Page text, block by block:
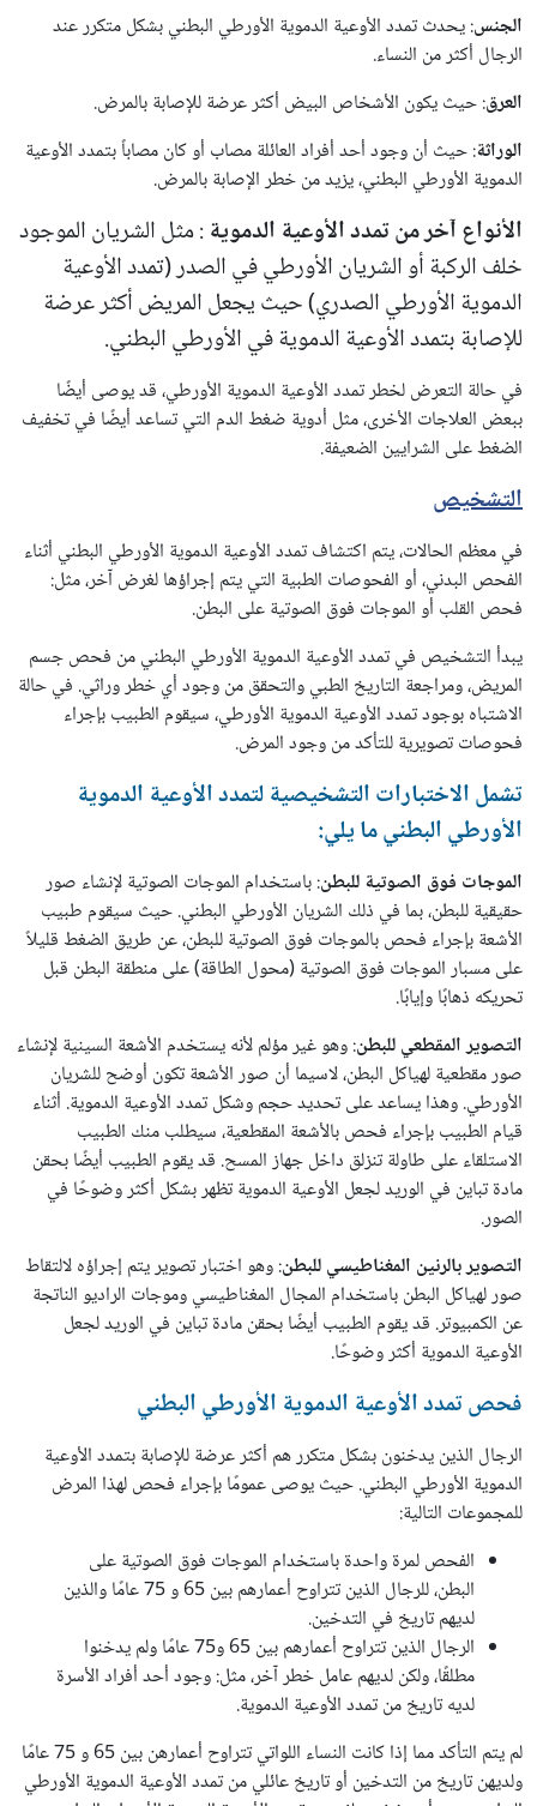
الجنس: يحدث تمدد الأوعية الدموية الأورطي البطني بشكل متكرر عند
الرجال أكثر من النساء.
العرق: حيث يكون الأشخاص البيض أكثر عرضة للإصابة بالمرض.
الوراثة: حيث أن وجود أحد أفراد العائلة مصاب أو كان مصاباً بتمدد الأوعية
الدموية الأورطي البطني، يزيد من خطر الإصابة بالمرض.
الأنواع آخر من تمدد الأوعية الدموية: مثل الشريان الموجود
خلف الركبة أو الشريان الأورطي في الصدر (تمدد الأوعية
الدموية الأورطي الصدري) حيث يجعل المريض أكثر عرضة
للإصابة بتمدد الأوعية الدموية في الأورطي البطني.
في حالة التعرض لخطر تمدد الأوعية الدموية الأورطي، قد يوصى أيضًا
ببعض العلاجات الأخرى، مثل أدوية ضغط الدم التي تساعد أيضًا في تخفيف
الضغط على الشرايين الضعيفة.
التشخيص
في معظم الحالات، يتم اكتشاف تمدد الأوعية الدموية الأورطي البطني أثناء
الفحص البدني، أو الفحوصات الطبية التي يتم إجراؤها لغرض آخر، مثل:
فحص القلب أو الموجات فوق الصوتية على البطن.
يبدأ التشخيص في تمدد الأوعية الدموية الأورطي البطني من فحص جسم
المريض، ومراجعة التاريخ الطبي والتحقق من وجود أي خطر وراثي. في حالة
الاشتباه بوجود تمدد الأوعية الدموية الأورطي، سيقوم الطبيب بإجراء
فحوصات تصويرية للتأكد من وجود المرض.
تشمل الاختبارات التشخيصية لتمدد الأوعية الدموية
الأورطي البطني ما يلي:
الموجات فوق الصوتية للبطن: باستخدام الموجات الصوتية لإنشاء صور
حقيقية للبطن، بما في ذلك الشريان الأورطي البطني. حيث سيقوم طبيب
الأشعة بإجراء فحص بالموجات فوق الصوتية للبطن، عن طريق الضغط قليلاً
على مسبار الموجات فوق الصوتية (محول الطاقة) على منطقة البطن قبل
تحريكه ذهابًا وإيابًا.
التصوير المقطعي للبطن: وهو غير مؤلم لأنه يستخدم الأشعة السينية لإنشاء
صور مقطعية لهياكل البطن، لاسيما أن صور الأشعة تكون أوضح للشريان
الأورطي. وهذا يساعد على تحديد حجم وشكل تمدد الأوعية الدموية. أثناء
قيام الطبيب بإجراء فحص بالأشعة المقطعية، سيطلب منك الطبيب
الاستلقاء على طاولة تنزلق داخل جهاز المسح. قد يقوم الطبيب أيضًا بحقن
مادة تباين في الوريد لجعل الأوعية الدموية تظهر بشكل أكثر وضوحًا في
الصور.
التصوير بالرنين المغناطيسي للبطن: وهو اختبار تصوير يتم إجراؤه لالتقاط
صور لهياكل البطن باستخدام المجال المغناطيسي وموجات الراديو الناتجة
عن الكمبيوتر. قد يقوم الطبيب أيضًا بحقن مادة تباين في الوريد لجعل
الأوعية الدموية أكثر وضوحًا.
فحص تمدد الأوعية الدموية الأورطي البطني
الرجال الذين يدخنون بشكل متكرر هم أكثر عرضة للإصابة بتمدد الأوعية
الدموية الأورطي البطني. حيث يوصى عمومًا بإجراء فحص لهذا المرض
للمجموعات التالية:
الفحص لمرة واحدة باستخدام الموجات فوق الصوتية على
البطن، للرجال الذين تتراوح أعمارهم بين 65 و 75 عامًا والذين
لديهم تاريخ في التدخين.
الرجال الذين تتراوح أعمارهم بين 65 و75 عامًا ولم يدخنوا
مطلقًا، ولكن لديهم عامل خطر آخر، مثل: وجود أحد أفراد الأسرة
لديه تاريخ من تمدد الأوعية الدموية.
لم يتم التأكد مما إذا كانت النساء اللواتي تتراوح أعمارهن بين 65 و 75 عامًا
ولديهن تاريخ من التدخين أو تاريخ عائلي من تمدد الأوعية الدموية الأورطي